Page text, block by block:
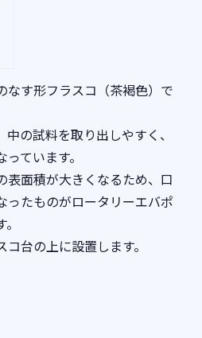
なす形フラスコ（茶褐色）で
中の試料を取り出しやすく、
ています。
表面積が大きくなるため、口
ったものがロータリーエバポ
台の上に設置します。